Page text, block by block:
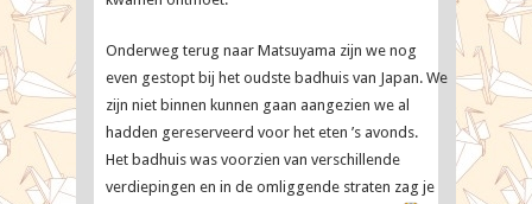
Onderweg terug naar Matsuyama zijn we nog
even gestopt bij het oudste badhuis van Japan. We
zijn niet binnen kunnen gaan aangezien we al
hadden gereserveerd voor het eten ’s avonds.
Het badhuis was voorzien van verschillende
verdiepingen en in de omliggende straten zag je